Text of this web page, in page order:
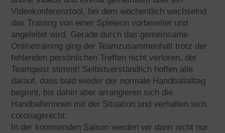
Videokonferenztool, bei dem wöchentlich wechselnd
das Training von einer Spielerin vorbereitet und
angeleitet wird. Gerade durch das gemeinsame
Onlinetraining ging der Teamzusammenhalt trotz der
fehlenden persönlichen Treffen nicht verloren, der
Teamgeist stimmt! Selbstverständlich hoffen alle
darauf, dass bald wieder der normale Handballalltag
beginnt, bis dahin aber arrangieren sich die
Handballerinnen mit der Situation und verhalten sich
coronagerecht.
In der kommenden Saison werden wir dann nicht nur